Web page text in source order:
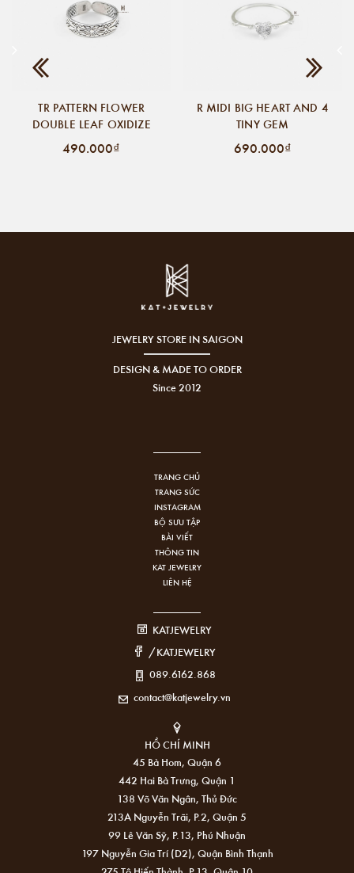
TR PATTERN FLOWER
DOUBLE LEAF OXIDIZE
490.000₫
R MIDI BIG HEART AND 4
TINY GEM
690.000₫
JEWELRY STORE IN SAIGON
DESIGN & MADE TO ORDER
Since 2012
TRANG CHỦ
TRANG SỨC
INSTAGRAM
BỘ SƯU TẬP
BÀI VIẾT
THÔNG TIN
KAT JEWELRY
LIÊN HỆ
KATJEWELRY
/KATJEWELRY
089.6162.868
contact@katjewelry.vn
HỒ CHÍ MINH
45 Bà Hom, Quận 6
442 Hai Bà Trưng, Quận 1
138 Võ Văn Ngân, Thủ Đức
213A Nguyễn Trãi, P.2, Quận 5
99 Lê Văn Sỹ, P.13, Phú Nhuận
197 Nguyễn Gia Trí (D2), Quận Bình Thạnh